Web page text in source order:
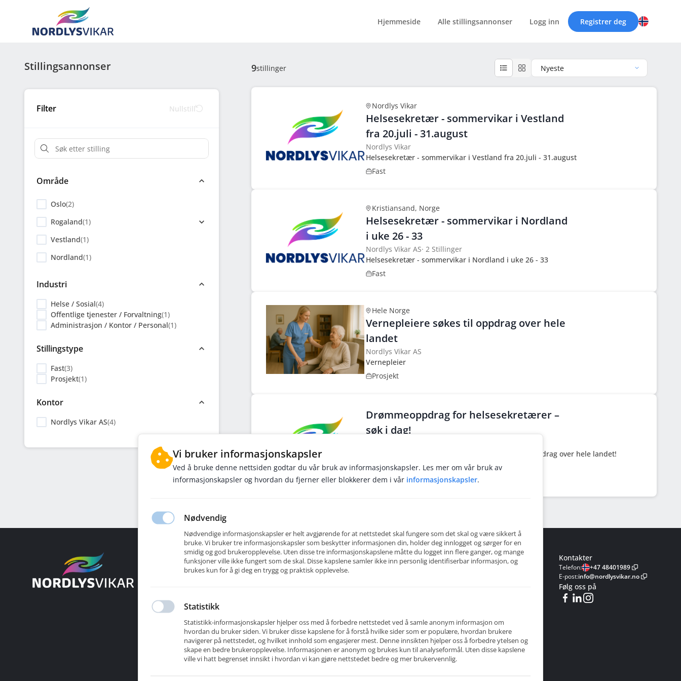
Hjemmeside Alle stillingsannonser Logg inn Registrer deg
Stillingsannonser
Filter Nullstill
Område
Oslo(2)
Rogaland(1)
Vestland(1)
Nordland(1)
Industri
Helse / Sosial(4)
Offentlige tjenester / Forvaltning(1)
Administrasjon / Kontor / Personal(1)
Stillingstype
Fast(3)
Prosjekt(1)
Kontor
Nordlys Vikar AS(4)
9stillinger Nyeste
Nordlys Vikar
Helsesekretær - sommervikar i Vestland
fra 20.juli - 31.august
Nordlys Vikar
Helsesekretær - sommervikar i Vestland fra 20.juli - 31.august
Fast
Kristiansand, Norge
Helsesekretær - sommervikar i Nordland
i uke 26 - 33
Nordlys Vikar AS· 2 Stillinger
Helsesekretær - sommervikar i Nordland i uke 26 - 33
Fast
Hele Norge
Vernepleiere søkes til oppdrag over hele
landet
Nordlys Vikar AS
Vernepleier
Prosjekt
Drømmeoppdrag for helsesekretærer –
søk i dag!
Nordlys Vikar søker dyktige Helsesekretærer til oppdrag over hele landet!
Fast
Nordlys Vikar AS
Nordlys Vikar er en spesialisert bemanningspartner for helse- og omsorgstjenestene i Norge. Vi
kombinerer solid fagkompetanse med tydelige verdier og arbeider målrettet for å levere tjenester
Vår virksomhet er bygget på prinsippene om troverdighet, ansvarlighet og innovasjon. Dette
med våre oppdragsgivere, alltid med fokus på kvalitet, kontinuitet og trygg pasientbehandling.
Vi er opptatt av at våre medarbeidere skal være godt forberedt, faglig oppdaterte og ha tydelige
rammer for sitt arbeid. Derfor tilbyr vi grundig opplæring, tilgjengelig støtte og ryddige arbeidsvilkår,
slik at både vikarer og samarbeidspartnere kan føle seg trygge i hverdagen.
Kontakter
Telefon:
+47 48401989
E-post:info@nordlysvikar.no
Følg oss på
Vi bruker informasjonskapsler
Ved å bruke denne nettsiden godtar du vår bruk av informasjonskapsler. Les mer om vår bruk av
informasjonskapsler og hvordan du fjerner eller blokkerer dem i vår informasjonskapsler.
Nødvendig
Nødvendige informasjonskapsler er helt avgjørende for at nettstedet skal fungere som det skal og være sikkert å
bruke. Vi bruker tre informasjonskapsler som beskytter informasjonen din, holder deg innlogget og sørger for en
smidig og god brukeropplevelse. Uten disse tre informasjonskapslene måtte du logget inn flere ganger, og mange
funksjoner ville ikke fungert som de skal. Disse kapslene samler ikke inn personlig identifiserbar informasjon, og
brukes kun for å gi deg en trygg og praktisk opplevelse.
Statistikk
Statistikk-informasjonskapsler hjelper oss med å forbedre nettstedet ved å samle anonym informasjon om
hvordan du bruker siden. Vi bruker disse kapslene for å forstå hvilke sider som er populære, hvordan brukere
navigerer på nettstedet, og hvilket innhold som engasjerer mest. Denne innsikten hjelper oss å forbedre ytelsen og
skape en bedre brukeropplevelse. Informasjonen er anonym og brukes kun til analyseformål. Uten disse kapslene
ville vi hatt begrenset innsikt i hvordan vi kan gjøre nettstedet bedre og mer brukervennlig.